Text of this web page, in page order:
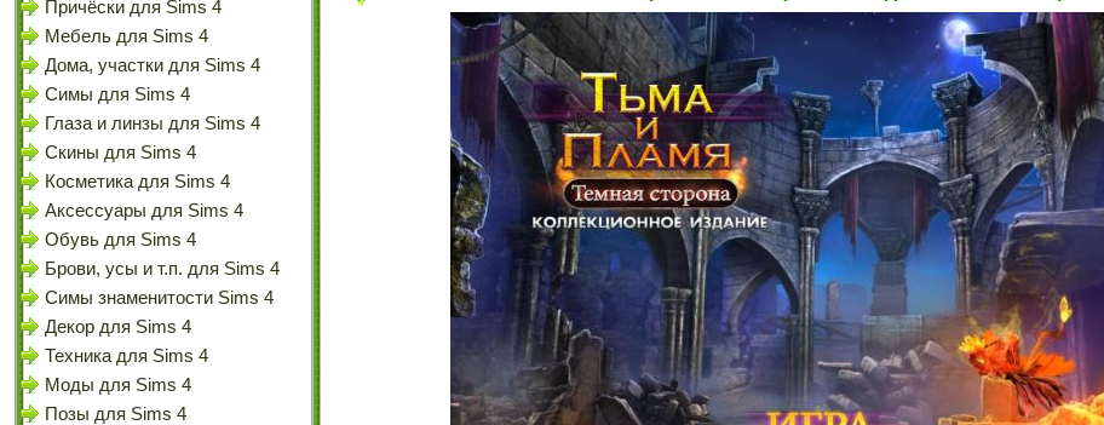
Причёски для Sims 4
Мебель для Sims 4
Дома, участки для Sims 4
Симы для Sims 4
Глаза и линзы для Sims 4
Скины для Sims 4
Косметика для Sims 4
Аксессуары для Sims 4
Обувь для Sims 4
Брови, усы и т.п. для Sims 4
Симы знаменитости Sims 4
Декор для Sims 4
Техника для Sims 4
Моды для Sims 4
Позы для Sims 4